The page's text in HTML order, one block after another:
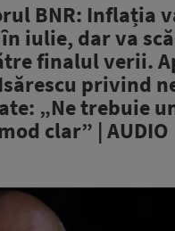
BNR: Inflația
iulie, dar va
finalul verii.
privind
„Ne trebuie
clar” | AUDIO